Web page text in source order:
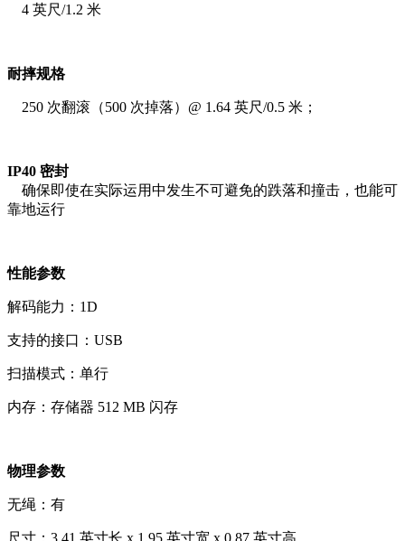
4 英尺/1.2 米
耐摔规格
250 次翻滚（500 次掉落）@ 1.64 英尺/0.5 米；
IP40 密封
确保即使在实际运用中发生不可避免的跌落和撞击，也能可
靠地运行
性能参数
解码能力：1D
支持的接口：USB
扫描模式：单行
内存：存储器 512 MB 闪存
物理参数
无绳：有
尺寸：3.41 英寸长 x 1.95 英寸宽 x 0.87 英寸高